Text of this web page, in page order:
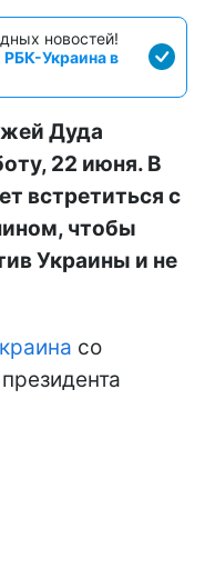
новостей!
РБК-Украина в
Дуда
22 июня. В
встретиться с
чтобы
Украины и не
со
президента